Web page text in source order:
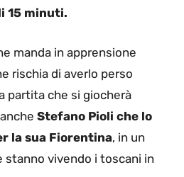
15 minuti.
manda in apprensione
rischia di averlo perso
partita che si giocherà
Stefano Pioli che lo
la sua Fiorentina, in un
vivendo i toscani in